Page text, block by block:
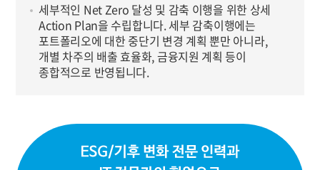
세부적인 Net Zero 달성 및 감축 이행을 위한 상세
Action Plan을 수립합니다. 세부 감축이행에는
포트폴리오에 대한 중단기 변경 계획 뿐만 아니라,
개별 차주의 배출 효율화, 금융지원 계획 등이
종합적으로 반영됩니다.